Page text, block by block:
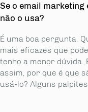
Se o email marketing
não o usa?
É uma boa pergunta.
mais eficazes que
tenho a menor dúvida.
assim, por que é que
usá-lo? Alguns